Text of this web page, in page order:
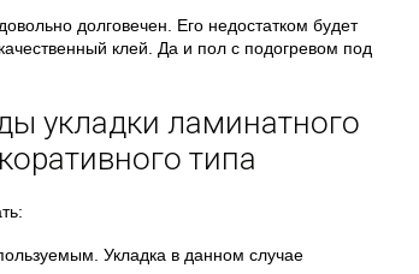
долговечен. Его недостатком будет
клей. Да и пол с подогревом под
укладки ламинатного
типа
Укладка в данном случае